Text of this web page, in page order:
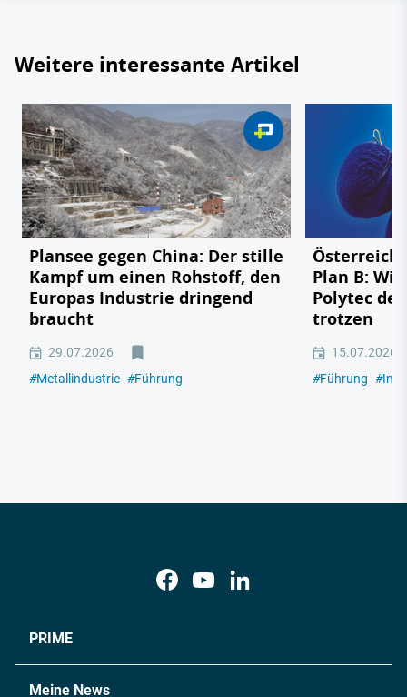
Weitere interessante Artikel
Plansee gegen China: Der stille
Kampf um einen Rohstoff, den
Europas Industrie dringend
braucht
29.07.2026
#Metallindustrie #Führung
Plan B:
Polytec
trotzen
15.07.2026
#Führung #
PRIME
Meine News